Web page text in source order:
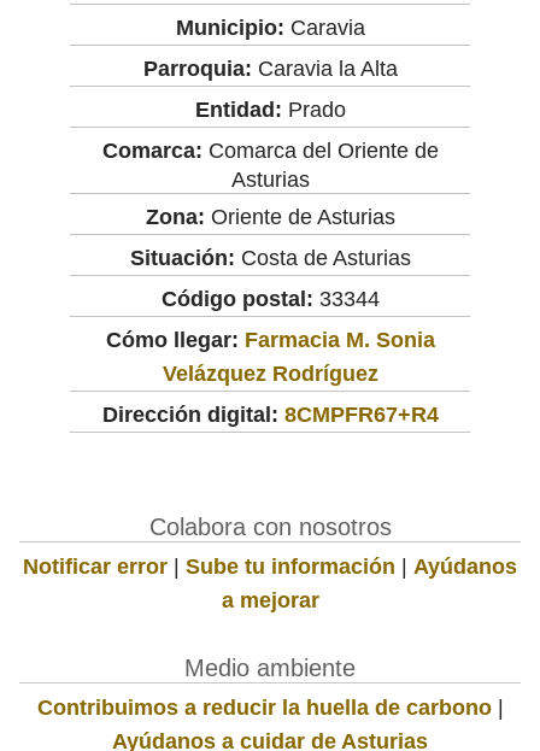
Municipio: Caravia
Parroquia: Caravia la Alta
Entidad: Prado
Comarca: Comarca del Oriente de
Asturias
Zona: Oriente de Asturias
Situación: Costa de Asturias
Código postal: 33344
Cómo llegar: Farmacia M. Sonia
Velázquez Rodríguez
Dirección digital: 8CMPFR67+R4
Colabora con nosotros
Notificar error | Sube tu información | Ayúdanos
a mejorar
Medio ambiente
Contribuimos a reducir la huella de carbono|
Ayúdanos a cuidar de Asturias